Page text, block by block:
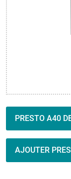
PRESTO A40
AJOUTER